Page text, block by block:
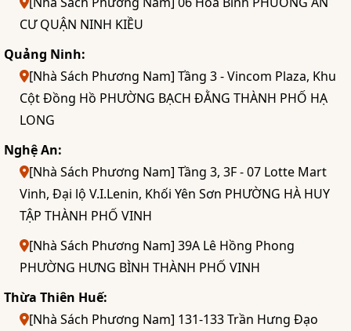
CƯ QUẬN NINH KIỀU
Quảng Ninh:
[Nhà Sách Phương Nam] Tầng 3 - Vincom Plaza, Khu
Cột Đồng Hồ PHƯỜNG BẠCH ĐẰNG THÀNH PHỐ HẠ
LONG
Nghệ An:
[Nhà Sách Phương Nam] Tầng 3, 3F - 07 Lotte Mart
Vinh, Đại lộ V.I.Lenin, Khối Yên Sơn PHƯỜNG HÀ HUY
TẬP THÀNH PHỐ VINH
[Nhà Sách Phương Nam] 39A Lê Hồng Phong
PHƯỜNG HƯNG BÌNH THÀNH PHỐ VINH
Thừa Thiên Huế:
[Nhà Sách Phương Nam] 131-133 Trần Hưng Đạo